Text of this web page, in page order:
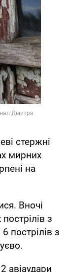
стержні
мирних
на
Вночі
з
пострілів з
авіаудари